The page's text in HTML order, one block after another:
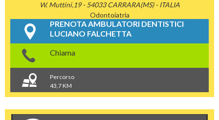
W. Muttini,19 - 54033 CARRARA(MS) - ITALIA
Odontoiatria
PRENOTA AMBULATORI DENTISTICI
LUCIANO FALCHETTA
Chiama
Percorso
43,7 KM